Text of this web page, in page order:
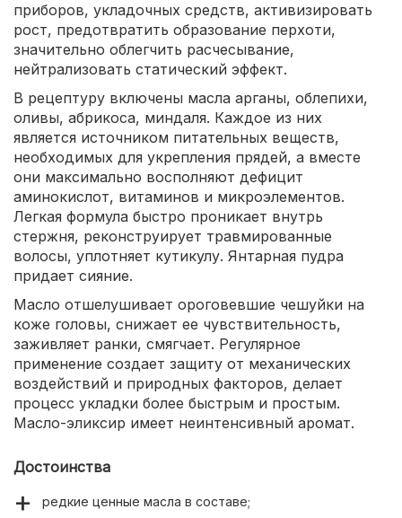
приборов, укладочных средств, активизировать
рост, предотвратить образование перхоти,
значительно облегчить расчесывание,
нейтрализовать статический эффект.
В рецептуру включены масла арганы, облепихи,
оливы, абрикоса, миндаля. Каждое из них
является источником питательных веществ,
необходимых для укрепления прядей, а вместе
они максимально восполняют дефицит
аминокислот, витаминов и микроэлементов.
Легкая формула быстро проникает внутрь
стержня, реконструирует травмированные
волосы, уплотняет кутикулу. Янтарная пудра
придает сияние.
Масло отшелушивает ороговевшие чешуйки на
коже головы, снижает ее чувствительность,
заживляет ранки, смягчает. Регулярное
применение создает защиту от механических
воздействий и природных факторов, делает
процесс укладки более быстрым и простым.
Масло-эликсир имеет неинтенсивный аромат.
Достоинства
редкие ценные масла в составе;